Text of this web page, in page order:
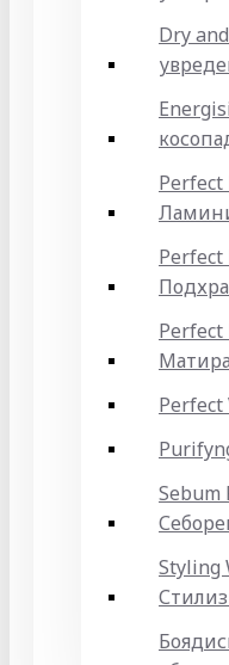
Dry
Perfect
Perfect
Perfect
Sebum
Styling